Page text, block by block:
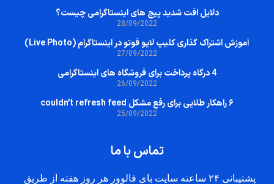
دلایل افت شدید پیج های اینستاگرامی چیست؟
28/09/2022
آموزش اشتراک گذاری کلیپ لایو فوتو در اینستاگرام (Live Photo)
27/09/2022
4 درگاه پرداخت برای فروشگاه های اینستاگرامی
26/09/2022
۶ راهکار طلایی برای رفع مشکل couldn’t refresh feed
25/09/2022
تماس با ما
پشتیبانی ۲۴ ساعته سایت بای فالوور هر روز هفته از طریق